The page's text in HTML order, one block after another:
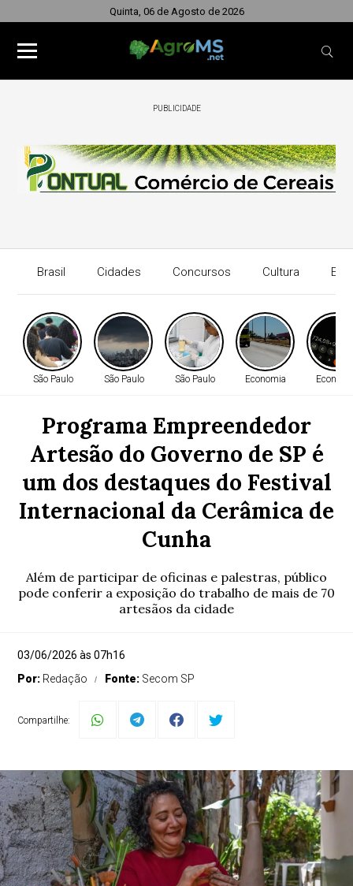
Quinta, 06 de Agosto de 2026
PUBLICIDADE
Brasil Cidades Concursos Cultura
São Paulo São Paulo São Paulo Economia
Programa Empreendedor
Artesão do Governo de SP é
um dos destaques do Festival
Internacional da Cerâmica de
Cunha
Além de participar de oficinas e palestras, público
pode conferir a exposição do trabalho de mais de 70
artesãos da cidade
03/06/2026 às 07h16
Por: Redação Fonte: Secom SP
Compartilhe: